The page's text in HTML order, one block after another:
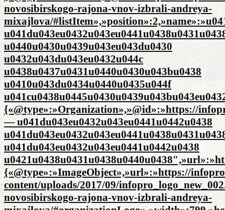
novosibirskogo-rajona-vnov-izbrali-andreya-
mixajlova/
u0440u0430u0439u043eu043du0430
u0432u043du043eu0432u044c
u0438u0437u0431u0440u0430u043bu0438
u0410u043du0434u0440u0435u044f
{«@type»:»Organization»,»@id»:»https://
— u041du043eu0432u043eu0441u0442u0438
u041du043eu0432u043eu0441u0442u0438
{«@type»:»ImageObject»,»url»:»https://
content/uploads/2017/09/
novosibirskogo-rajona-vnov-izbrali-andreya-